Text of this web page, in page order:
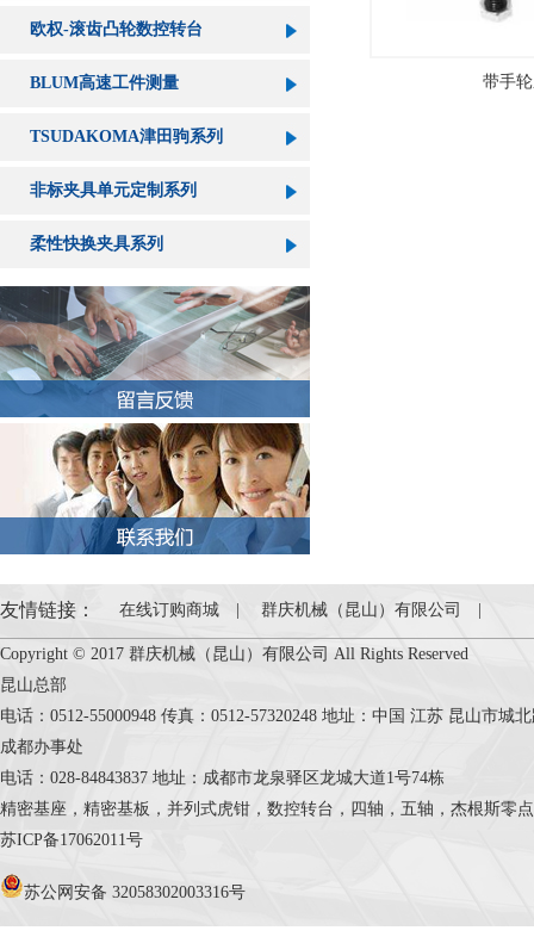
欧权-滚齿凸轮数控转台
BLUM高速工件测量
TSUDAKOMA津田驹系列
非标夹具单元定制系列
柔性快换夹具系列
带手
友情链接： 在线订购商城 群庆机械（昆山）有限公司
Copyright © 2017 群庆机械（昆山）有限公司 All Rights Reserved
昆山总部
电话：0512-55000948 传真：0512-57320248 地址：中国 江苏 昆山市城
成都办事处
电话：028-84843837 地址：成都市龙泉驿区龙城大道1号74栋
精密基座，精密基板，并列式虎钳，数控转台，四轴，五轴，杰根斯零
苏ICP备17062011号
苏公网安备 32058302003316号